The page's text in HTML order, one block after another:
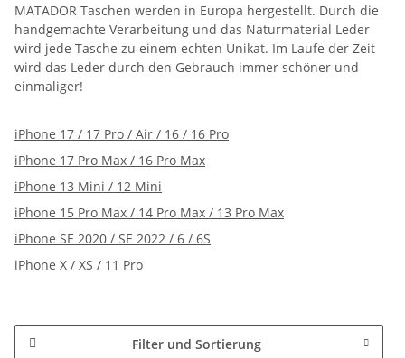
MATADOR Taschen werden in Europa hergestellt. Durch die
handgemachte Verarbeitung und das Naturmaterial Leder
wird jede Tasche zu einem echten Unikat. Im Laufe der Zeit
wird das Leder durch den Gebrauch immer schöner und
einmaliger!
iPhone 17 / 17 Pro / Air / 16 / 16 Pro
iPhone 17 Pro Max / 16 Pro Max
iPhone 13 Mini / 12 Mini
iPhone 15 Pro Max / 14 Pro Max / 13 Pro Max
iPhone SE 2020 / SE 2022 / 6 / 6S
iPhone X / XS / 11 Pro
Filter und Sortierung